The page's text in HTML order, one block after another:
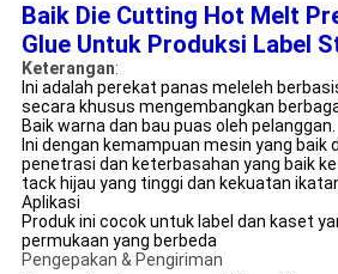
Baik Die Cutting Hot Melt
Glue Untuk Produksi Label
Keterangan:
Ini adalah perekat panas meleleh
secara khusus mengembangkan
Baik warna dan bau puas oleh pelanggan.
Ini dengan kemampuan mesin yang baik
penetrasi dan keterbasahan yang baik
tack hijau yang tinggi dan kekuatan
Aplikasi
Produk ini cocok untuk label dan kaset
permukaan yang berbeda
Pengepakan & Pengiriman